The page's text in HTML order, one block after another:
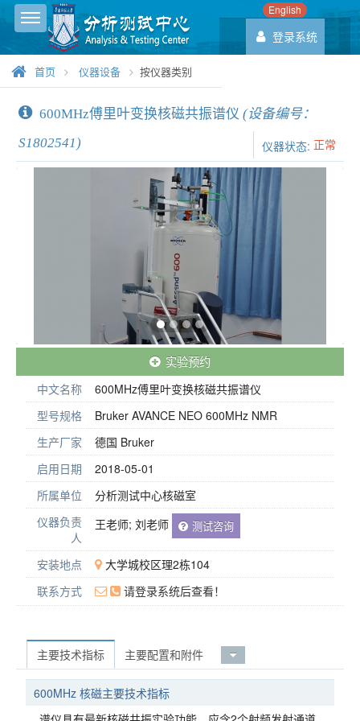
Toggle sidebar English
登录系统
首页 仪器设备 按仪器类别
600MHz傅里叶变换核磁共振谱仪 (设备编号：
S1802541)
仪器状态: 正常
实验预约
中文名称
600MHz傅里叶变换核磁共振谱仪
型号规格
Bruker AVANCE NEO 600MHz NMR
生产厂家
德国 Bruker
启用日期
2018-05-01
所属单位
分析测试中心核磁室
仪器负责
人
王老师; 刘老师 测试咨询
安装地点
大学城校区理2栋104
联系方式
请登录系统后查看！
主要技术指标 主要配置和附件
600MHz 核磁主要技术指标